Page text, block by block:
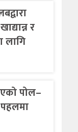
र
पोल–
पहलमा